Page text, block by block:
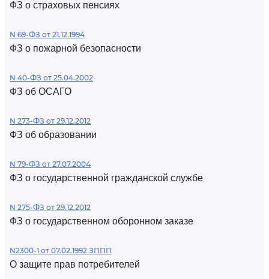
ФЗ о страховых пенсиях
N 69-ФЗ от 21.12.1994
ФЗ о пожарной безопасности
N 40-ФЗ от 25.04.2002
ФЗ об ОСАГО
N 273-ФЗ от 29.12.2012
ФЗ об образовании
N 79-ФЗ от 27.07.2004
ФЗ о государственной гражданской службе
N 275-ФЗ от 29.12.2012
ФЗ о государственном оборонном заказе
N2300-1 от 07.02.1992 ЗППП
О защите прав потребителей